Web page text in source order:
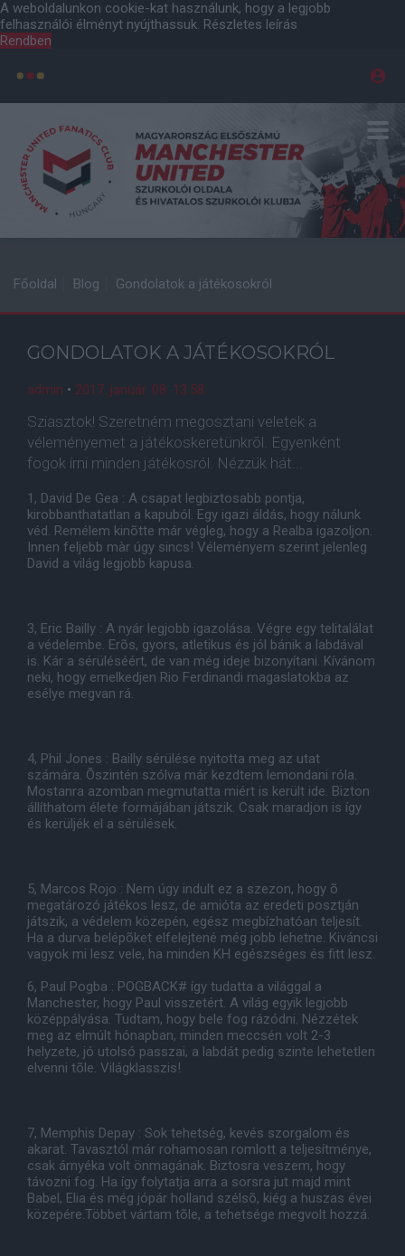
A weboldalunkon cookie-kat használunk, hogy a legjobb
felhasználói élményt nyújthassuk. Részletes leírás
Rendben
Főoldal Blog Gondolatok a játékosokról
GONDOLATOK A JÁTÉKOSOKRÓL
admin • 2017. január. 08. 13:58
Sziasztok! Szeretném megosztani veletek a
véleményemet a játékoskeretünkrõl. Egyenként
fogok írni minden játékosról. Nézzük hát...
1, David De Gea : A csapat legbiztosabb pontja,
kirobbanthatatlan a kapuból. Egy igazi áldás, hogy nálunk
véd. Remélem kinõtte már végleg, hogy a Realba igazoljon.
Innen feljebb màr úgy sincs! Véleményem szerint jelenleg
David a világ legjobb kapusa.
3, Eric Bailly : A nyár legjobb igazolása. Végre egy telitalálat
a védelembe. Erõs, gyors, atletikus és jól bánik a labdával
is. Kár a sérüléséért, de van még ideje bizonyítani. Kívánom
neki, hogy emelkedjen Rio Ferdinandi magaslatokba az
esélye megvan rá.
4, Phil Jones : Bailly sérülése nyitotta meg az utat
számára. Õszintén szólva már kezdtem lemondani róla.
Mostanra azomban megmutatta miért is került ide. Bizton
állíthatom élete formájában játszik. Csak maradjon is így
és kerüljék el a sérülések.
5, Marcos Rojo : Nem úgy indult ez a szezon, hogy õ
megatározó játékos lesz, de amióta az eredeti posztján
játszik, a védelem közepén, egész megbízhatóan teljesít.
Ha a durva belépõket elfelejtené még jobb lehetne. Kiváncsi
vagyok mi lesz vele, ha minden KH egészséges és fitt lesz.
6, Paul Pogba : POGBACK# így tudatta a világgal a
Manchester, hogy Paul visszetért. A világ egyik legjobb
középpályása. Tudtam, hogy bele fog rázódni. Nézzétek
meg az elmúlt hónapban, minden meccsén volt 2-3
helyzete, jó utolsó passzai, a labdát pedig szinte lehetetlen
elvenni tõle. Világklasszis!
7, Memphis Depay : Sok tehetség, kevés szorgalom és
akarat. Tavasztól már rohamosan romlott a teljesítménye,
csak árnyéka volt önmagának. Biztosra veszem, hogy
távozni fog. Ha így folytatja arra a sorsra jut majd mint
Babel, Elia és még jópár holland szélsõ, kiég a huszas évei
közepére.Többet vártam tõle, a tehetsége megvolt hozzá.